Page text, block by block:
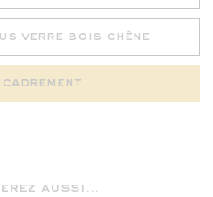
verre bois chêne
aussi...